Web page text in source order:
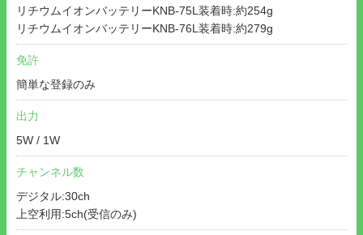
リチウムイオンバッテリーKNB-75L装着時:約254g
リチウムイオンバッテリーKNB-76L装着時:約279g
免許
簡単な登録のみ
出力
5W / 1W
チャンネル数
デジタル:30ch
上空利用:5ch(受信のみ)